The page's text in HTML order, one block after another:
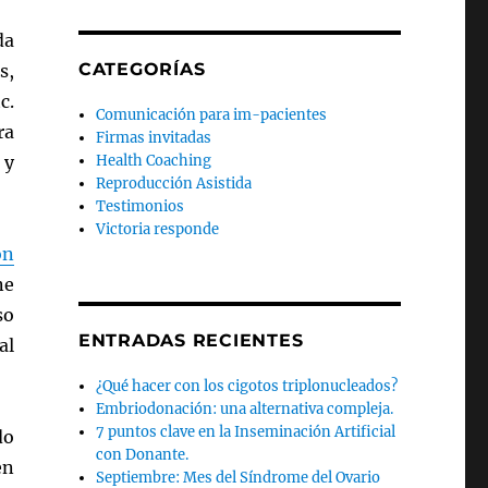
y
CATEGORÍAS
Comunicación para im-pacientes
Firmas invitadas
Health Coaching
Reproducción Asistida
Testimonios
Victoria responde
ENTRADAS RECIENTES
¿Qué hacer con los cigotos triplonucleados?
Embriodonación: una alternativa compleja.
7 puntos clave en la Inseminación Artificial
con Donante.
Septiembre: Mes del Síndrome del Ovario